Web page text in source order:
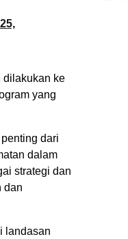
dilakukan ke
yang
dari
dalam
strategi dan
dan
landasan